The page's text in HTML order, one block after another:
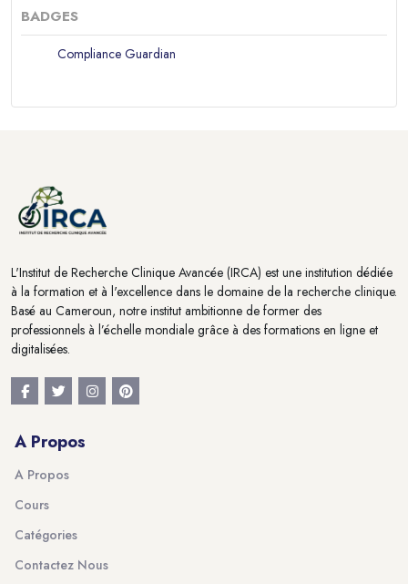
BADGES
Compliance Guardian
L'Institut de Recherche Clinique Avancée (IRCA) est une institution dédiée
à la formation et à l'excellence dans le domaine de la recherche clinique.
Basé au Cameroun, notre institut ambitionne de former des
professionnels à l’échelle mondiale grâce à des formations en ligne et
digitalisées.
A Propos
A Propos
Cours
Catégories
Contactez Nous